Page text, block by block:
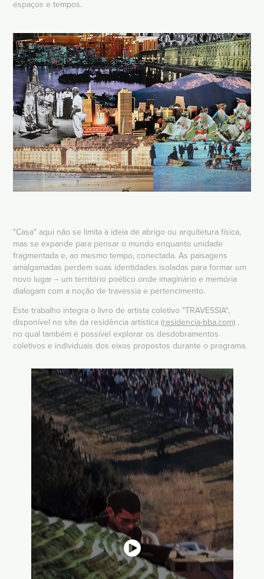
espaços e tempos.
"Casa" aqui não se limita à ideia de abrigo ou arquitetura física,
mas se expande para pensar o mundo enquanto unidade
fragmentada e, ao mesmo tempo, conectada. As paisagens
amalgamadas perdem suas identidades isoladas para formar um
novo lugar – um território poético onde imaginário e memória
dialogam com a noção de travessia e pertencimento.
Este trabalho integra o livro de artista coletivo "TRAVESSIA",
disponível no site da residência artística(residencia-bba.com) ,
no qual também é possível explorar os desdobramentos
coletivos e individuais dos eixos propostos durante o programa.